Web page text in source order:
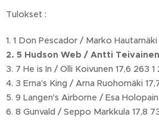
Tulokset :
1. 1 Don Pescador / Marko
2. 5 Hudson Web / Antti
3. 7 He is In / Olli Koivunen 17,6 263
4. 3 Erna's King / Arna Ruohomäki
5. 9 Langen's Airborne / Esa
6. 8 Gunvald / Seppo Markkula 17,8